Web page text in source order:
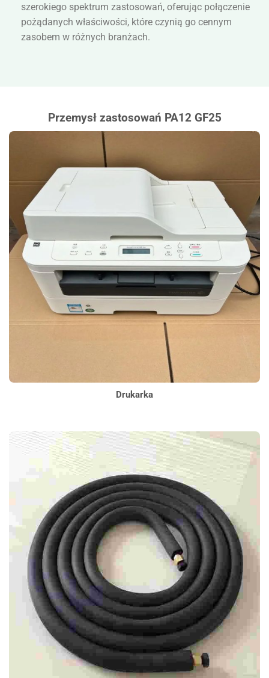
szerokiego spektrum zastosowań, oferując połączenie
pożądanych właściwości, które czynią go cennym
zasobem w różnych branżach.
Przemysł zastosowań PA12 GF25
Drukarka